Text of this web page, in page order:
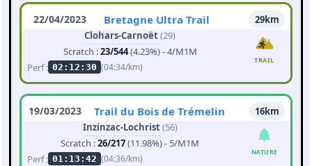
22/04/2023 Bretagne Ultra Trail
29km
Clohars-Carnoët(29)
Scratch :23/544(4.23%) - 4/M1M
Perf : 02:12:30 (04:34/km)
TRAIL
19/03/2023 Trail du Bois de Trémelin
16km
Inzinzac-Lochrist(56)
Scratch :26/217(11.98%) - 5/M1M
Perf : 01:13:42 (04:36/km)
NATURE